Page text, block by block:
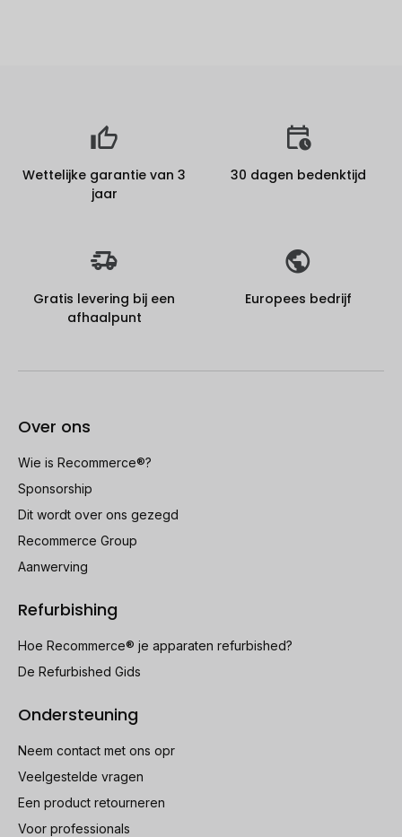
Wettelijke garantie van 3
jaar
30 dagen bedenktijd
Gratis levering bij een
afhaalpunt
Europees bedrijf
Over ons
Wie is Recommerce®?
Sponsorship
Dit wordt over ons gezegd
Recommerce Group
Aanwerving
Refurbishing
Hoe Recommerce® je apparaten refurbished?
De Refurbished Gids
Ondersteuning
Neem contact met ons opr
Veelgestelde vragen
Een product retourneren
Voor professionals